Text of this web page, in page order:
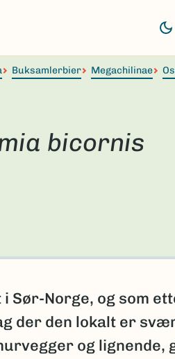
Buksamlerbier Megachilinae
bicornis
Sør-Norge, og som
der den lokalt er
og lignende,